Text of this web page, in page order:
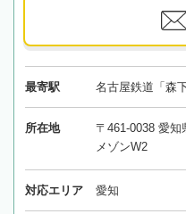
最寄駅 名古屋鉄道「森
所在地
〒461-0038 愛
メゾンW2
対応エリア 愛知